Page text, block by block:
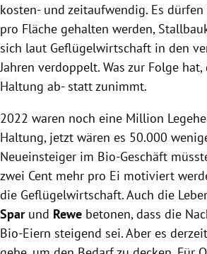
kosten- und zeitaufwendig. Es
pro Fläche gehalten werden,
sich laut Geflügelwirtschaft in den
Jahren verdoppelt. Was zur Folge
Haltung ab- statt zunimmt.
2022 waren noch eine Million
Haltung, jetzt wären es 50.000
Neueinsteiger im Bio-Geschäft
zwei Cent mehr pro Ei motiviert
die Geflügelwirtschaft. Auch die
Sparund Rewe betonen, dass die
Bio-Eiern steigend sei. Aber es